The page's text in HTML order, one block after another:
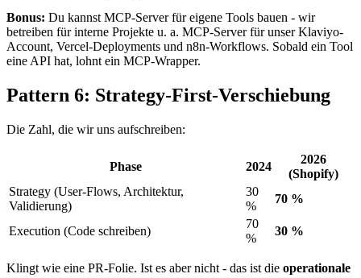
Bonus: Du kannst MCP-Server für eigene Tools bauen - wir
betreiben für interne Projekte u. a. MCP-Server für unser Klaviyo-
Account, Vercel-Deployments und n8n-Workflows. Sobald ein Tool
eine API hat, lohnt ein MCP-Wrapper.
Pattern 6: Strategy-First-Verschiebung
Die Zahl, die wir uns aufschreiben:
Phase 2024
2026
(Shopify)
Strategy (User-Flows, Architektur,
Validierung)
30
%
70 %
Execution (Code schreiben)
70
%
30 %
Klingt wie eine PR-Folie. Ist es aber nicht - das ist die operationale